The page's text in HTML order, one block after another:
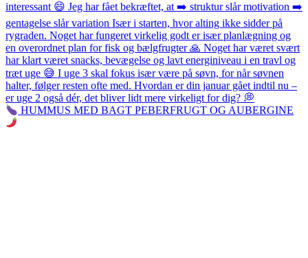
HUMMUS MED BAGT PEBERFRUGT OG AUBERGINE